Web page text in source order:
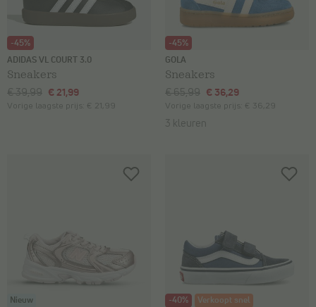
-45%
ADIDAS VL COURT 3.0
Sneakers
€ 39,99 € 21,99
Vorige laagste prijs: € 21,99
-45%
GOLA
Sneakers
€ 65,99 € 36,29
Vorige laagste prijs: € 36,29
3 kleuren
Nieuw -40% Verkoopt snel